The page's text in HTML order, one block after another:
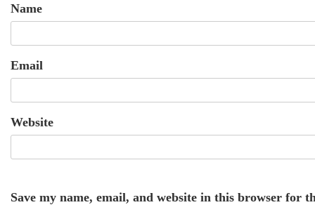
Name
Email
Website
Save my name, email, and website in this browser for